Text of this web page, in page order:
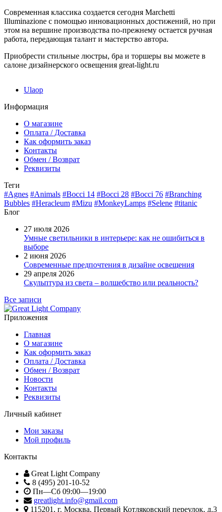
Современная классика создается сегодня Marchetti
Illuminazione с помощью инновационных достижений, но при
этом на вершине производства по-прежнему остается ручная
работа, передающая талант и мастерство автора.
Приобрести стильные люстры, бра и торшеры вы можете в
салоне дизайнерского освещения great-light.ru
Ulaop
Информация
О магазине
Оплата / Доставка
Как оформить заказ
Контакты
Обмен / Возврат
Реквизиты
Теги
#Agnes #Animals #Bocci 14 #Bocci 28 #Bocci 76 #Branching
Bubbles #Heracleum #Mizu #MonkeyLamps #Selene #titanic
Блог
27 июля 2026
Умные светильники в интерьере: как не ошибиться в
выборе
2 июня 2026
Современные предпочтения в дизайне освещения
29 апреля 2026
Скульптура из света – волшебство или реальность?
Все записи
Приложения
Главная
О магазине
Как оформить заказ
Оплата / Доставка
Обмен / Возврат
Новости
Контакты
Реквизиты
Личный кабинет
Мои заказы
Мой профиль
Контакты
Great Light Company
8 (495) 201-10-52
Пн—Сб 09:00—19:00
greatlight.info@gmail.com
115201 , г. Москва, Первый Котляковский переулок, д.3